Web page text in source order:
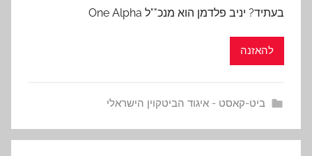
בעתיד? יניב פלדמן הוא מנכ""ל One Alpha
להאזנה
ביט-קאסט - איגוד הביטקוין הישראלי